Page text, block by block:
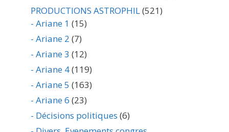
PRODUCTIONS ASTROPHIL(521)
- Ariane 1 (15)
- Ariane 2 (7)
- Ariane 3 (12)
- Ariane 4(119)
- Ariane 5 (163)
- Ariane 6 (23)
- Décisions politiques (6)